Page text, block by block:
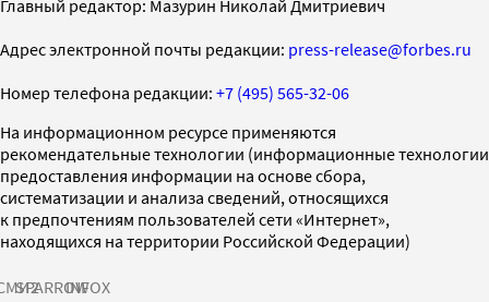
Главный редактор: Мазурин Николай Дмитриевич
Адрес электронной почты редакции: press-release@forbes.ru
Номер телефона редакции: +7 (495) 565-32-06
На информационном ресурсе применяются
рекомендательные технологии (информационные технологии
предоставления информации на основе сбора,
систематизации и анализа сведений, относящихся
к предпочтениям пользователей сети «Интернет»,
находящихся на территории Российской Федерации)
SPARROWINFOX